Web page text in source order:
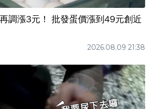
調漲3元！ 批發蛋價漲到49元創近
2026.08.09 21:38